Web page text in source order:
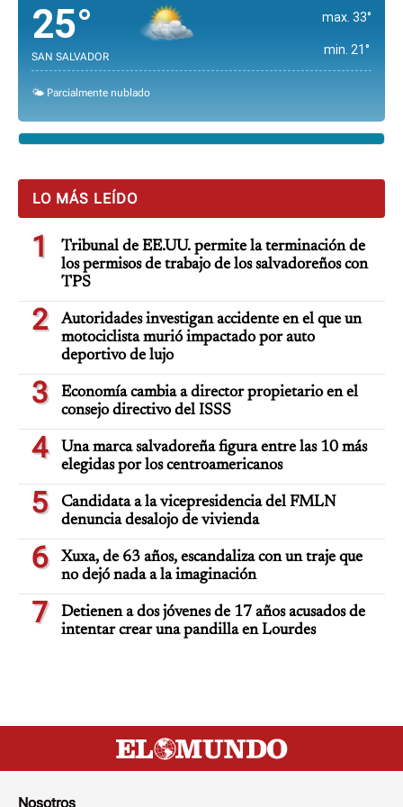
25°
SAN SALVADOR
max. 33°
min. 21°
🌤️ Parcialmente nublado
LO MÁS LEÍDO
1
Tribunal de EE.UU. permite la terminación de
los permisos de trabajo de los salvadoreños con
TPS
2
Autoridades investigan accidente en el que un
motociclista murió impactado por auto
deportivo de lujo
3
Economía cambia a director propietario en el
consejo directivo del ISSS
4
Una marca salvadoreña figura entre las 10 más
elegidas por los centroamericanos
5
Candidata a la vicepresidencia del FMLN
denuncia desalojo de vivienda
6
Xuxa, de 63 años, escandaliza con un traje que
no dejó nada a la imaginación
7
Detienen a dos jóvenes de 17 años acusados de
intentar crear una pandilla en Lourdes
Nosotros